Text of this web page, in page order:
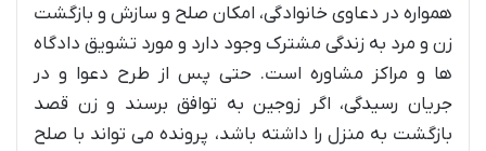
همواره در دعاوی خانوادگی، امکان صلح و سازش و بازگشت
زن و مرد به زندگی مشترک وجود دارد و مورد تشویق دادگاه
ها و مراکز مشاوره است. حتی پس از طرح دعوا و در
جریان رسیدگی، اگر زوجین به توافق برسند و زن قصد
بازگشت به منزل را داشته باشد، پرونده می تواند با صلح